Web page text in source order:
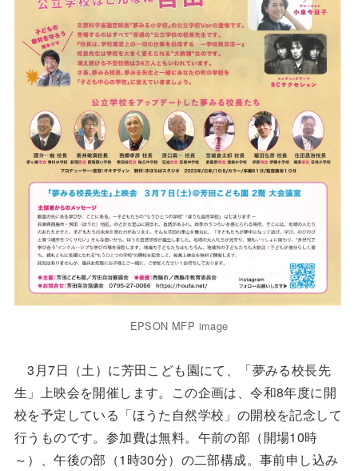
EPSON MFP image
3月7日（土）に芳田こども園にて、「夢みる校長先
生」上映会を開催します。この企画は、令和8年度に開
校を予定している「ほうた自然学校」の開校を記念して
行うものです。参加費は無料。午前の部（開場10時
～）、午後の部（1時30分）の二部構成。事前申し込み